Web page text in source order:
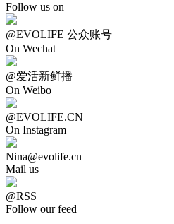
Follow us on
@EVOLIFE 公众账号
On Wechat
@爱活新鲜播
On Weibo
@EVOLIFE.CN
On Instagram
Nina@evolife.cn
Mail us
@RSS
Follow our feed